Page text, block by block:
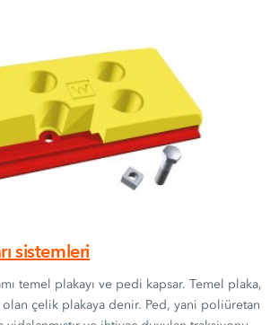
sistemleri
temel plakayı ve pedi kapsar. Temel plaka,
olan çelik plakaya denir. Ped, yani poliüretan